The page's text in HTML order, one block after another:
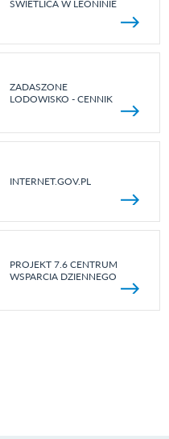
ŚWIETLICA W LEONINIE
ZADASZONE
LODOWISKO - CENNIK
INTERNET.GOV.PL
PROJEKT 7.6 CENTRUM
WSPARCIA DZIENNEGO